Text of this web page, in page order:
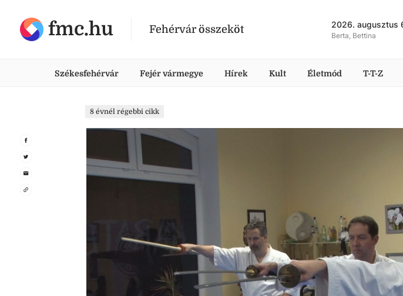
fmc.hu Fehérvár összeköt 2026. augusztus
Berta, Bettina
Székesfehérvár Fejér vármegye Hírek Kult Életmód T-T-Z
8 évnél régebbi cikk